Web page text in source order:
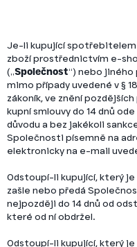
Je-li kupující spotřebitelem
zboží prostřednictvím e-
(„Společnost“) nebo jiného
mimo případy uvedené v §
zákoník, ve znění
kupní smlouvy do 14 dnů
důvodu a bez jakékoli
Společnosti písemně na
elektronicky na e-mail
Odstoupí-li kupující, který
zašle nebo předá
nejpozději do 14 dnů od
které od ní obdržel.
Odstoupí-li kupující, který